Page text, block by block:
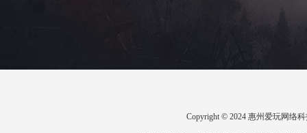
Copyright © 2024 惠州爱玩网络